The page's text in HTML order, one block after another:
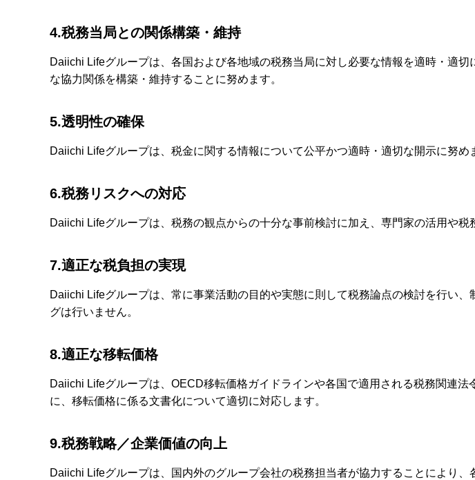
4.税務当局との関係構築・維持
Daiichi Lifeグループは、各国および各地域の税務当局に対し必要な情報を適時・適
な協力関係を構築・維持することに努めます。
5.透明性の確保
Daiichi Lifeグループは、税金に関する情報について公平かつ適時・適切な開示に努め
6.税務リスクへの対応
Daiichi Lifeグループは、税務の観点からの十分な事前検討に加え、専門家の活用や
7.適正な税負担の実現
Daiichi Lifeグループは、常に事業活動の目的や実態に則して税務論点の検討を行い
グは行いません。
8.適正な移転価格
Daiichi Lifeグループは、OECD移転価格ガイドラインや各国で適用される税務関連
に、移転価格に係る文書化について適切に対応します。
9.税務戦略／企業価値の向上
Daiichi Lifeグループは、国内外のグループ会社の税務担当者が協力することにより